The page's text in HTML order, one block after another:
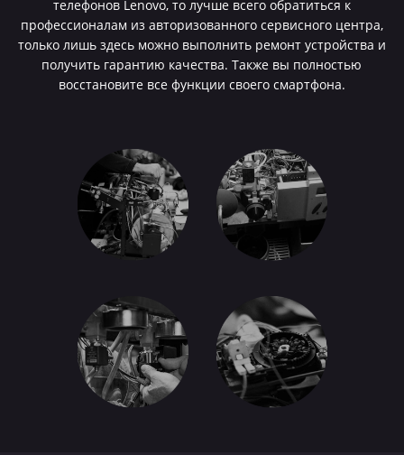
телефонов Lenovo, то лучше всего обратиться к
профессионалам из авторизованного сервисного центра,
только лишь здесь можно выполнить ремонт устройства и
получить гарантию качества. Также вы полностью
восстановите все функции своего смартфона.